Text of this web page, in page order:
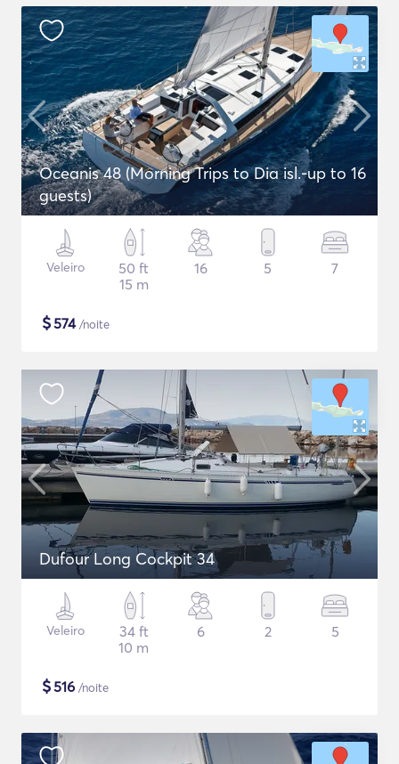
Oceanis 48 (Morning Trips to Dia isl.-up to 16
guests)
Veleiro
50 ft
15 m
16 5 7
$574/noite
Dufour Long Cockpit 34
Veleiro
34 ft
10 m
6 2 5
$516 /noite